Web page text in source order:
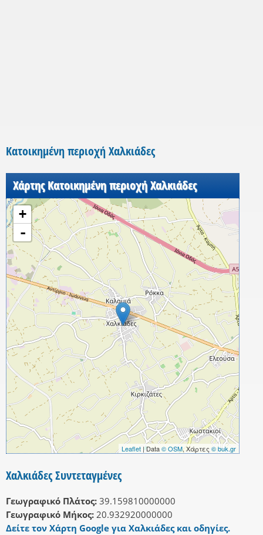
Κατοικημένη περιοχή Χαλκιάδες
Χάρτης Κατοικημένη περιοχή Χαλκιάδες
+
-
Leaflet | Data© OSM, Χάρτες © buk.gr
Χαλκιάδες Συντεταγμένες
Γεωγραφικό Πλάτος: 39.159810000000
Γεωγραφικό Μήκος: 20.932920000000
Δείτε τον Χάρτη Google για Χαλκιάδες και οδηγίες.